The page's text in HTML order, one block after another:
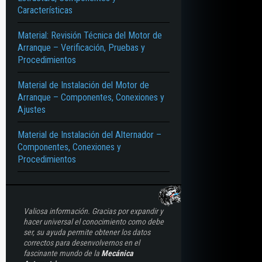
Características
Material: Revisión Técnica del Motor de
Arranque – Verificación, Pruebas y
Procedimientos
Material de Instalación del Motor de
Arranque – Componentes, Conexiones y
Ajustes
Material de Instalación del Alternador –
Componentes, Conexiones y
Procedimientos
Valiosa información. Gracias por expandir y
hacer universal el conocimiento como debe
ser, su ayuda permite obtener los datos
correctos para desenvolvernos en el
fascinante mundo de la Mecánica